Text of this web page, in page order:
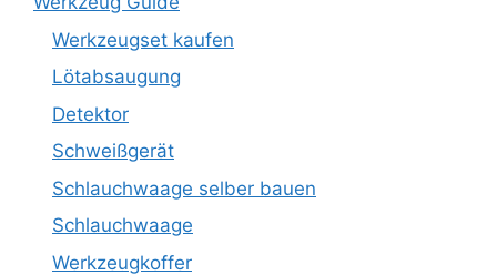
Werkzeugset kaufen
Lötabsaugung
Detektor
Schweißgerät
Schlauchwaage selber bauen
Schlauchwaage
Werkzeugkoffer